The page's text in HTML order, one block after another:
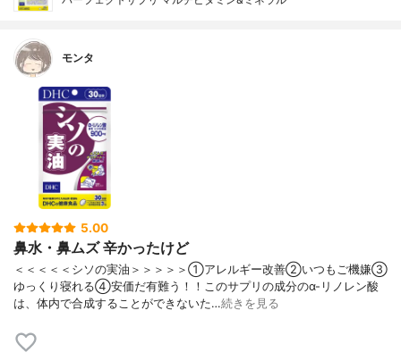
モンタ
5.00
鼻水・鼻ムズ 辛かったけど
＜＜＜＜＜シソの実油＞＞＞＞＞①アレルギー改善②いつもご機嫌③
ゆっくり寝れる④安価だ有難う！！このサプリの成分のα-リノレン酸
は、体内で合成することができないた…続きを見る